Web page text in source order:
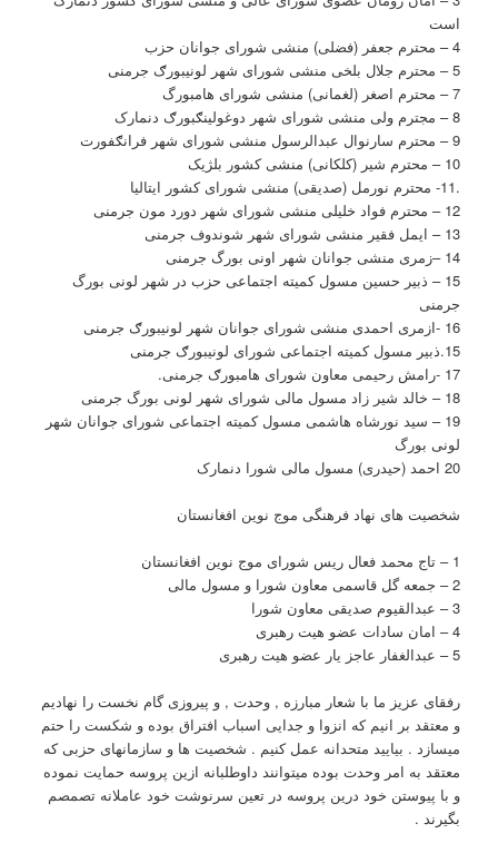
است
4 – محترم جعفر (فضلی) منشی شورای جوانان حزب
5 – محترم جلال بلخی منشی شورای شهر لونیبورګ جرمنی
7 – محترم اصغر (لغمانی) منشی شورای هامبورگ
8 – مجترم ولی منشی شورای شهر دوغولینګبورګ دنمارک
9 – محترم سارنوال عبدالرسول منشی شورای شهر فرانګفورت
10 – محترم شیر (کلکانی) منشی کشور بلژیک
.11- محترم نورمل (صدیقی) منشی شورای کشور ایتالیا
12 – محترم فواد خلیلی منشی شورای شهر دورد مون جرمنی
13 – ایمل فقیر منشی شورای شهر شوندوف جرمنی
14 –زمری منشی جوانان شهر اونی بورگ جرمنی
15 – ذبیر حسین مسول کمیته اجتماعی حزب در شهر لونی بورگ
جرمنی
16 -ازمری احمدی منشی شورای جوانان شهر لونیبورګ جرمنی
15.ذبیر مسول کمیته اجتماعی شورای لونیبورګ جرمنی
17 -رامش رحیمی معاون شورای هامبورګ جرمنی.
18 – خالد شیر زاد مسول مالی شورای شهر لونی بورگ جرمنی
19 – سید نورشاه هاشمی مسول کمیته اجتماعی شورای جوانان شهر
لونی بورگ
20 احمد (حیدری) مسول مالی شورا دنمارک
شخصیت های نهاد فرهنگی موج نوین افغانستان
1 – تاج محمد فعال ریس شورای موج نوین افغانستان
2 – جمعه گل قاسمی معاون شورا و مسول مالی
3 – عبدالقیوم صدیقی معاون شورا
4 – امان سادات عضو هیت رهبری
5 – عبدالغفار عاجز یار عضو هیت رهبری
رفقای عزیز ما با شعار مبارزه , وحدت , و پیروزی گام نخست را نهادیم
و معتقد بر انیم که انزوا و جدایی اسباب افتراق بوده و شکست را حتم
میسازد . بیایید متحدانه عمل کنیم . شخصیت ها و سازمانهای حزبی که
معتقد به امر وحدت بوده میتوانند داوطلبانه ازین پروسه حمایت نموده
و با پیوستن خود درین پروسه در تعین سرنوشت خود عاملانه تصمصم
بگیرند .